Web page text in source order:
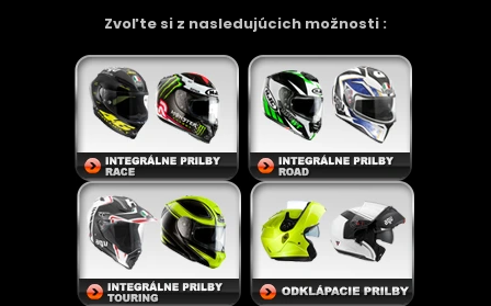
Zvoľte si z nasledujúcich možnosti :